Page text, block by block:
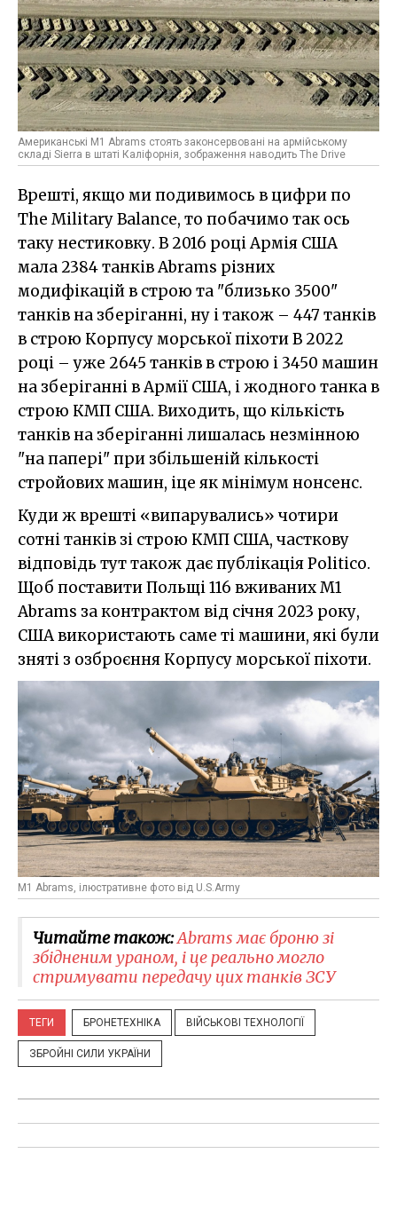
Американські M1 Abrams стоять законсервовані на армійському
складі Sierra в штаті Каліфорнія, зображення наводить The Drive
Врешті, якщо ми подивимось в цифри по
The Military Balance, то побачимо так ось
таку нестиковку. В 2016 році Армія США
мала 2384 танків Abrams різних
модифікацій в строю та "близько 3500"
танків на зберіганні, ну і також – 447 танків
в строю Корпусу морської піхоти В 2022
році – уже 2645 танків в строю і 3450 машин
на зберіганні в Армії США, і жодного танка в
строю КМП США. Виходить, що кількість
танків на зберіганні лишалась незмінною
"на папері" при збільшеній кількості
стройових машин, іце як мінімум нонсенс.
Куди ж врешті «випарувались» чотири
сотні танків зі строю КМП США, часткову
відповідь тут також дає публікація Politico.
Щоб поставити Польщі 116 вживаних M1
Abrams за контрактом від січня 2023 року,
США використають саме ті машини, які були
зняті з озброєння Корпусу морської піхоти.
M1 Abrams, ілюстративне фото від U.S.Army
Читайте також:Abrams має броню зі
збідненим ураном, і це реально могло
стримувати передачу цих танків ЗСУ
ТЕГИ БРОНЕТЕХНІКА ВІЙСЬКОВІ ТЕХНОЛОГІЇ
ЗБРОЙНІ СИЛИ УКРАЇНИ